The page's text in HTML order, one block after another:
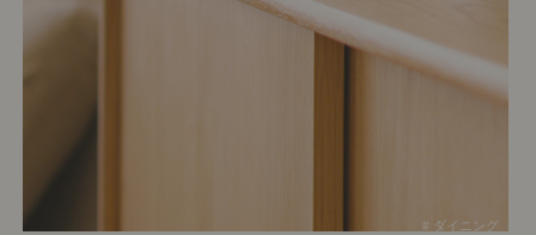
# ダイニング